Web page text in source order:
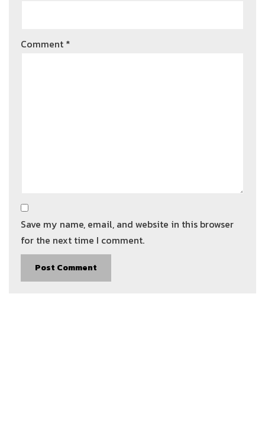
Comment *
Save my name, email, and website in this browser
for the next time I comment.